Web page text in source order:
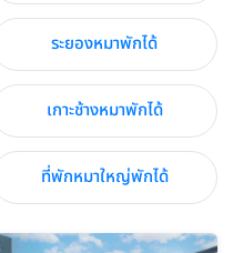
ระยองหมาพักได้
เกาะช้างหมาพักได้
ที่พักหมาใหญ่พักได้